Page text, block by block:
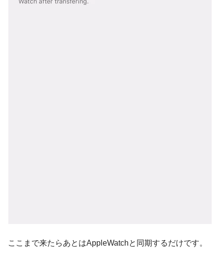
ここまで来たらあとはAppleWatchと同期するだけです。